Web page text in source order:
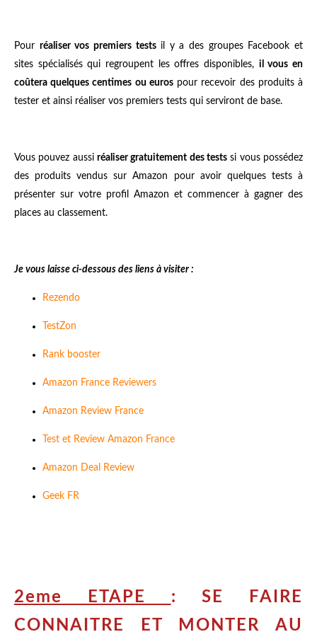
Pour réaliser vos premiers testsil y a des groupes Facebook et
sites spécialisés qui regroupent les offres disponibles, il vous en
coûtera quelques centimes ou eurospour recevoir des produits à
tester et ainsi réaliser vos premiers tests qui serviront de base.
Vous pouvez aussi réaliser gratuitement des tests si vous possédez
des produits vendus sur Amazon pour avoir quelques tests à
présenter sur votre profil Amazon et commencer à gagner des
places au classement.
Je vous laisse ci-dessous des liens à visiter :
Rezendo
TestZon
Rank booster
Amazon France Reviewers
Amazon Review France
Test et Review Amazon France
Amazon Deal Review
Geek FR
2eme ETAPE : SE FAIRE
CONNAITRE ET MONTER AU